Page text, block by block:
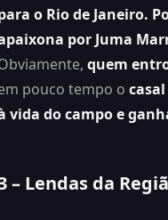
o Rio de Janeiro.
por Juma
quem
pouco tempo o
vida do campo e
– Lendas da